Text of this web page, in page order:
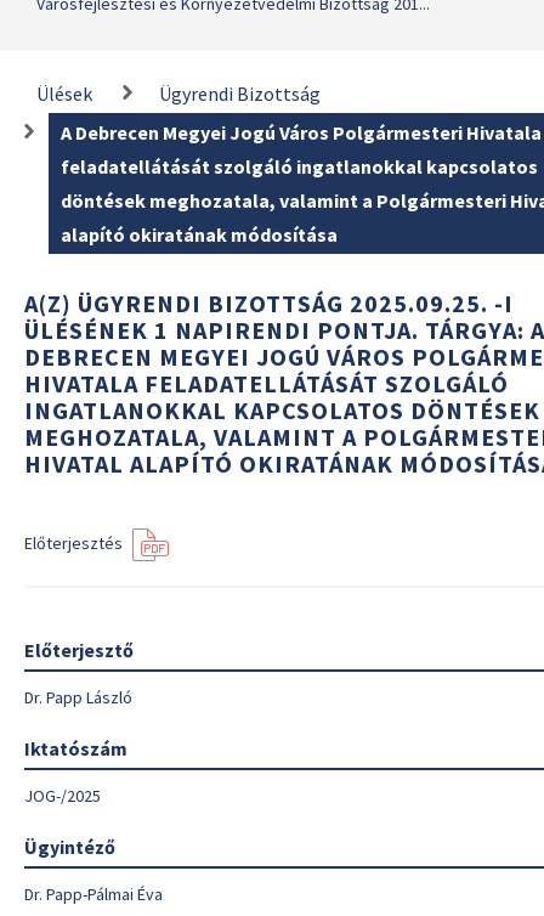
Ülések
Ügyrendi Bizottság
A Debrecen Megyei Jogú Város Polgármesteri Hivatala
feladatellátását szolgáló ingatlanokkal kapcsolatos
döntések meghozatala, valamint a Polgármesteri
alapító okiratának módosítása
A(Z) ÜGYRENDI BIZOTTSÁG 2025.09.25. -I
ÜLÉSÉNEK 1 NAPIRENDI PONTJA. TÁRGYA: A
DEBRECEN MEGYEI JOGÚ VÁROS
HIVATALA FELADATELLÁTÁSÁT SZOLGÁLÓ
INGATLANOKKAL KAPCSOLATOS DÖNTÉSEK
MEGHOZATALA, VALAMINT A
HIVATAL ALAPÍTÓ OKIRATÁNAK
Előterjesztés
Előterjesztő
Dr. Papp László
Iktatószám
JOG-/2025
Ügyintéző
Dr. Papp-Pálmai Éva